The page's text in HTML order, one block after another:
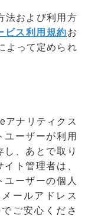
法および利用方
ス利用規約お
よって定められ
アナリティクス
ーザーが利用
、あとで取り
ト管理者は、
ーザーの個人
ールアドレス
ご安心くださ